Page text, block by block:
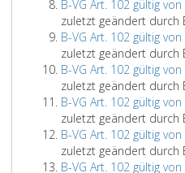
B-VG Art. 102 gültig
zuletzt geändert durch
B-VG Art. 102 gültig
zuletzt geändert durch
B-VG Art. 102 gültig
zuletzt geändert durch
B-VG Art. 102 gültig
zuletzt geändert durch
B-VG Art. 102 gültig
zuletzt geändert durch
B-VG Art. 102 gültig